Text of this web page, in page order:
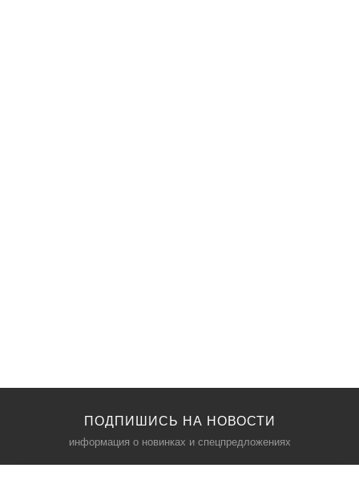
ПОДПИШИСЬ НА НОВОСТИ
информация о новинках и спецпредложениях